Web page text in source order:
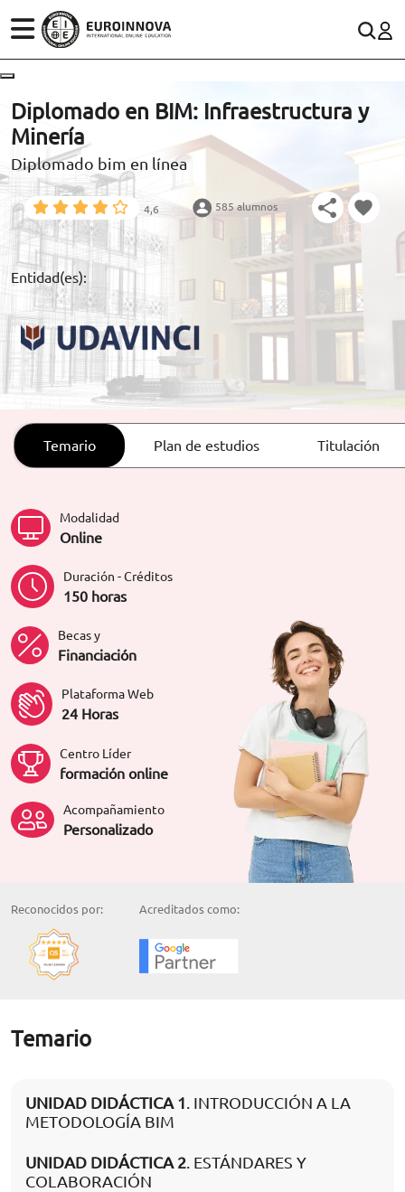
ESTUDIOS
CONOCE EUROINNOVA
BECAS Y FINANCIACIÓN
RECURSOS EDUCATIVOS
ARTÍCULOS
(+34)958 050 200
900 831 200
formacion@euroinnova.com
TRABAJA CON NOSOTROS
Diplomado en BIM: Infraestructura y
Minería
Diplomado bim en línea
4,6 585 alumnos
Entidad(es):
Temario Plan de estudios Titulación
Modalidad
Online
Duración - Créditos
150 horas
Becas y
Financiación
Plataforma Web
24 Horas
Centro Líder
formación online
Acompañamiento
Personalizado
Reconocidos por: Acreditados como:
Temario
UNIDAD DIDÁCTICA 1. INTRODUCCIÓN A LA
METODOLOGÍA BIM
UNIDAD DIDÁCTICA 2. ESTÁNDARES Y
COLABORACIÓN